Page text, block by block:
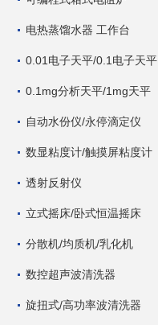
电热蒸馏水器 工作台
0.01电子天平/0.1电子天平
0.1mg分析天平/1mg天平
自动水份仪/永停滴定仪
数显粘度计/触摸屏粘度计
透射反射仪
立式摇床/卧式恒温摇床
分散机/均质机/乳化机
数控超声波清洗器
旋扭式/高功率波清洗器